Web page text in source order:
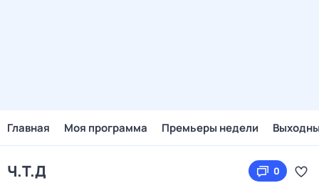
Главная Моя программа Премьеры недели
Ч.T.Д 0